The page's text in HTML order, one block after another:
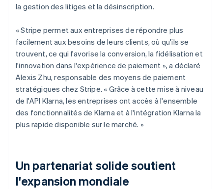
la gestion des litiges et la désinscription.
« Stripe permet aux entreprises de répondre plus
facilement aux besoins de leurs clients, où qu'ils se
trouvent, ce qui favorise la conversion, la fidélisation et
l'innovation dans l'expérience de paiement », a déclaré
Alexis Zhu, responsable des moyens de paiement
stratégiques chez Stripe. « Grâce à cette mise à niveau
de l'API Klarna, les entreprises ont accès à l'ensemble
des fonctionnalités de Klarna et à l'intégration Klarna la
plus rapide disponible sur le marché. »
Un partenariat solide soutient
l'expansion mondiale